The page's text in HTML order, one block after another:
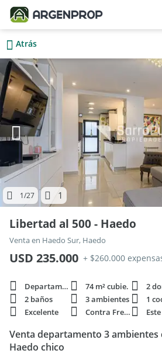
Atrás
1/27 1
Libertad al 500 - Haedo
Venta en Haedo Sur, Haedo
USD 235.000 + $260.000
Departamento 74 m² cubie. 2
2 baños
3 ambientes 1
Excelente
Contra Frente Este
Venta departamento 3 ambientes
Haedo chico